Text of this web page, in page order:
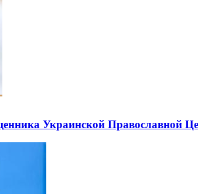
Украинской Православной